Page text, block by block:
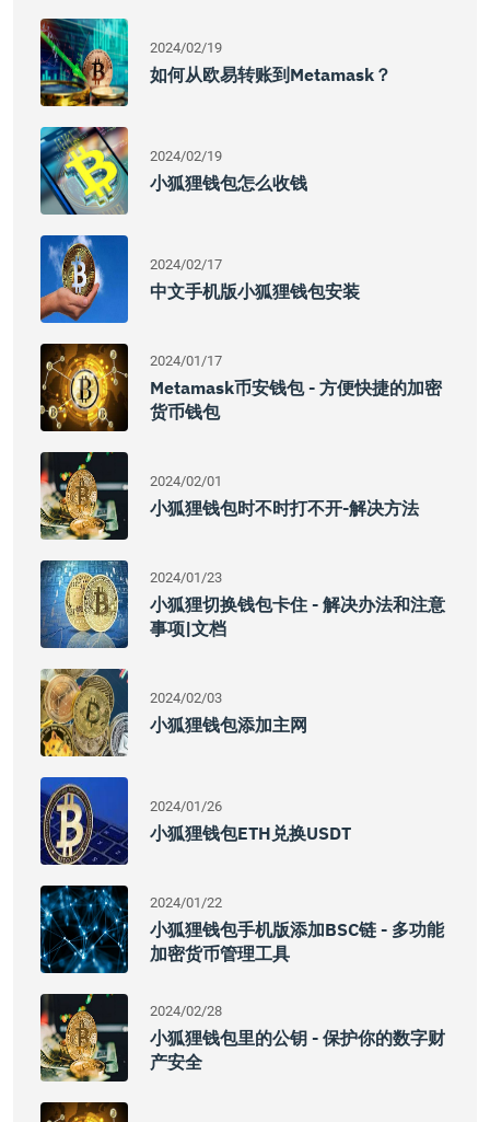
2024/02/19
如何从欧易转账到Metamask？
2024/02/19
小狐狸钱包怎么收钱
2024/02/17
中文手机版小狐狸钱包安装
2024/01/17
Metamask币安钱包 - 方便快捷的加密
货币钱包
2024/02/01
小狐狸钱包时不时打不开-解决方法
2024/01/23
小狐狸切换钱包卡住 - 解决办法和注意
事项|文档
2024/02/03
小狐狸钱包添加主网
2024/01/26
小狐狸钱包ETH兑换USDT
2024/01/22
小狐狸钱包手机版添加BSC链 - 多功能
加密货币管理工具
2024/02/28
小狐狸钱包里的公钥 - 保护你的数字财
产安全